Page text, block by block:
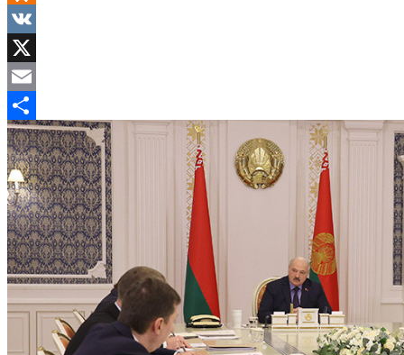
Odnoklassniki
VK
X
Email
Отправить